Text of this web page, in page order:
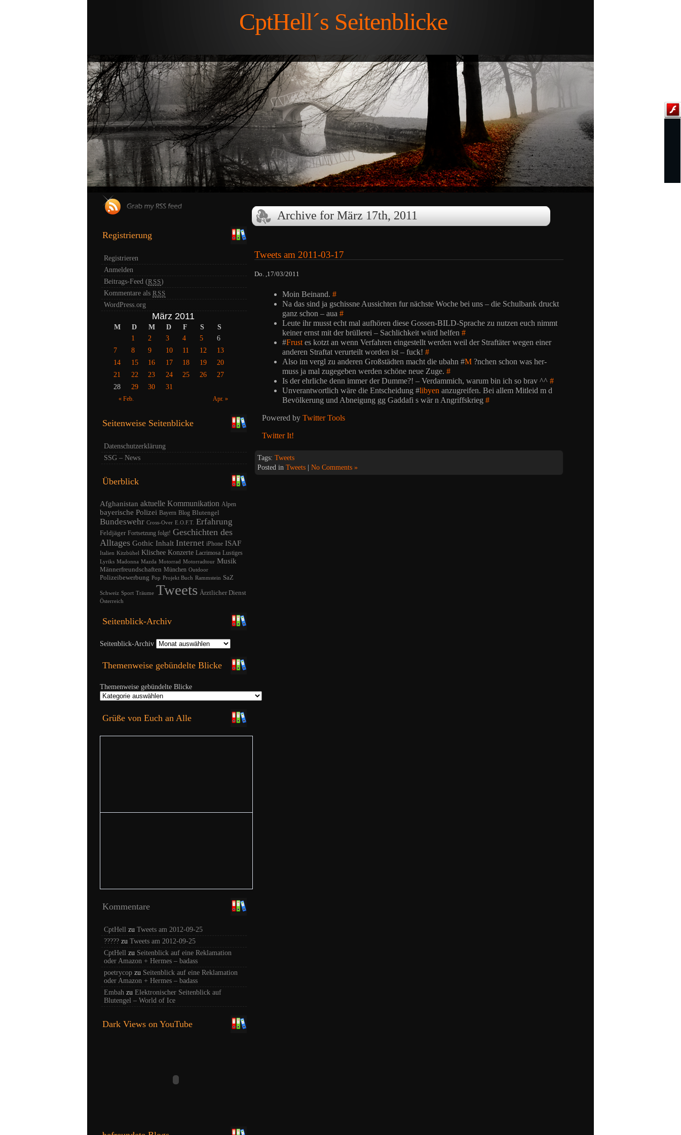
CptHell´s Seitenblicke
Registrierung
Registrieren
Anmelden
Beitrags-Feed (RSS)
Kommentare als RSS
WordPress.org
März 2011
M D M D F S S
« Feb. Apr. »
1 2 3 4 5
6
7
8 9 10 11 12
13
14
15 16 17 18 19
20
21
22 23 24 25 26
27
28
29 30 31
Seitenweise Seitenblicke
Datenschutzerklärung
SSG – News
Überblick
Afghanistan aktuelle Kommunikation Alpen
bayerische Polizei Bayern Blog Blutengel
Bundeswehr Cross-Over E.O.F.T. Erfahrung
Feldjäger Fortsetzung folgt! Geschichten des
Alltages Gothic Inhalt Internet iPhone ISAF
Italien Kitzbühel Klischee Konzerte Lacrimosa Lustiges
Lyriks Madonna Mazda Motorrad Motorradtour Musik
Männerfreundschaften München Outdoor
Polizeibewerbung Pop Projekt Buch Rammstein SaZ
Schweiz Sport Träume Tweets Ärztlicher Dienst
Österreich
Seitenblick-Archiv
Seitenblick-Archiv
Themenweise gebündelte Blicke
Themenweise gebündelte Blicke
Grüße von Euch an Alle
Kommentare
CptHell zu Tweets am 2012-09-25
????? zu Tweets am 2012-09-25
CptHell zu Seitenblick auf eine Reklamation
oder Amazon + Hermes – badass
poetrycop zu Seitenblick auf eine Reklamation
oder Amazon + Hermes – badass
Embah zu Elektronischer Seitenblick auf
Blutengel – World of Ice
Dark Views on YouTube
Archive for März 17th, 2011
Tweets am 2011-03-17
Do. ,17/03/2011
Moin Beinand. #
Na das sind ja gschissne Aussichten fur nächste Woche bei uns – die Schulbank druckt
ganz schon – aua #
Leute ihr musst echt mal aufhören diese Gossen-BILD-Sprache zu nutzen euch nimmt
keiner ernst mit der brüllerei – Sachlichkeit würd helfen #
#Frust es kotzt an wenn Verfahren eingestellt werden weil der Straftäter wegen einer
anderen Straftat verurteilt worden ist – fuck! #
Also im vergl zu anderen Großstädten macht die ubahn #M ?nchen schon was her-
muss ja mal zugegeben werden schöne neue Zuge. #
Is der ehrliche denn immer der Dumme?! – Verdammich, warum bin ich so brav ^^ #
Unverantwortlich wäre die Entscheidung #libyen anzugreifen. Bei allem Mitleid m d
Bevölkerung und Abneigung gg Gaddafi s wär n Angriffskrieg #
Powered by Twitter Tools
Twitter It!
Tags: Tweets
Posted in Tweets No Comments »